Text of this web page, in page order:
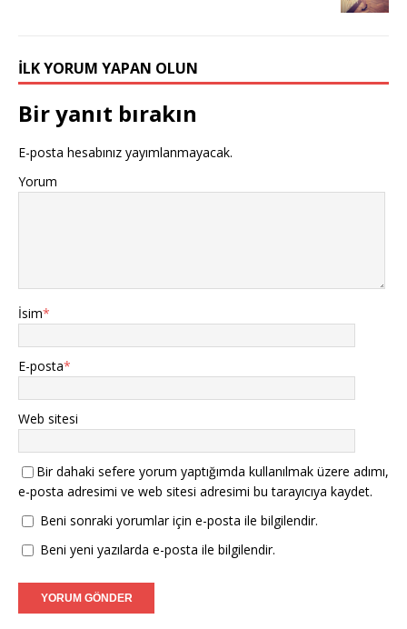
İLK YORUM YAPAN OLUN
Bir yanıt bırakın
E-posta hesabınız yayımlanmayacak.
Yorum
İsim*
E-posta*
Web sitesi
Bir dahaki sefere yorum yaptığımda kullanılmak üzere adımı,
e-posta adresimi ve web sitesi adresimi bu tarayıcıya kaydet.
Beni sonraki yorumlar için e-posta ile bilgilendir.
Beni yeni yazılarda e-posta ile bilgilendir.